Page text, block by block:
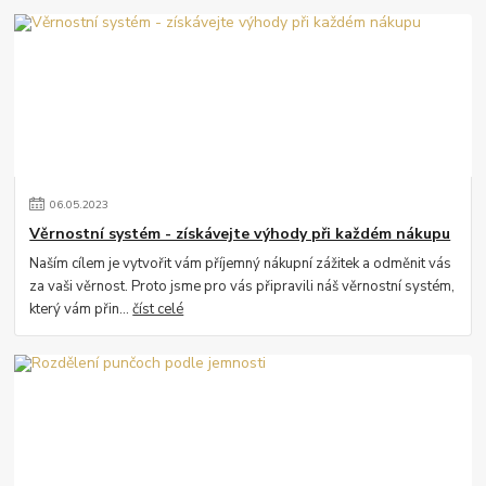
06.05.2023
Věrnostní systém - získávejte výhody při každém nákupu
Naším cílem je vytvořit vám příjemný nákupní zážitek a odměnit vás
za vaši věrnost. Proto jsme pro vás připravili náš věrnostní systém,
který vám přin...číst celé